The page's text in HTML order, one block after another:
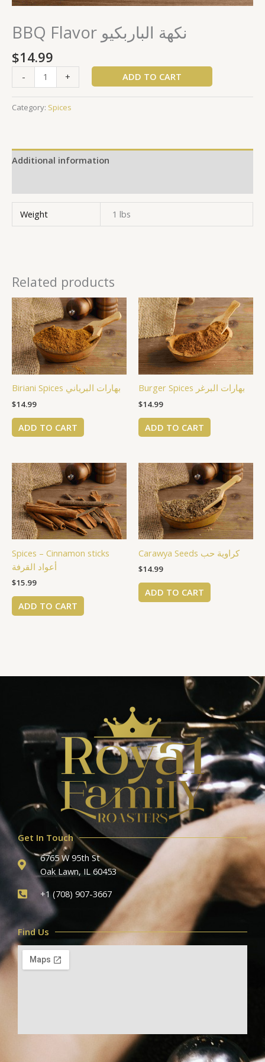
BBQ Flavor نكهة الباربكيو
$14.99
- + ADD TO CART
Category: Spices
Additional information
Weight 1 lbs
Related products
Biriani Spices بهارات البرياني
$14.99
ADD TO CART
Burger Spices بهارات البرغر
$14.99
ADD TO CART
Spices – Cinnamon sticks
أعواد القرفة
$15.99
ADD TO CART
Carawya Seeds كراوية حب
$14.99
ADD TO CART
Get In Touch
6765 W 95th St
Oak Lawn, IL 60453
+1 (708) 907-3667
Find Us